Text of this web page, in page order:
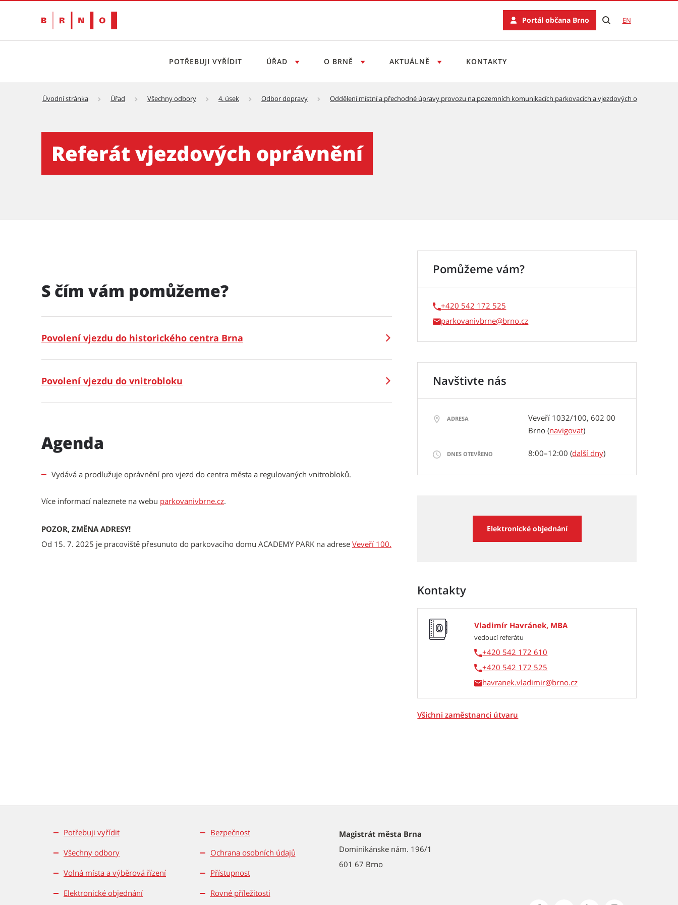
Portál občana Brno EN
POTŘEBUJI VYŘÍDIT ÚŘAD O BRNĚ AKTUÁLNĚ KONTAKTY
Úvodní stránka Úřad Všechny odbory 4. úsek Odbor dopravy Oddělení místní a přechodné úpravy provozu na pozemních komunikacích parkovacích a vjezdových oprávnění
Referát vjezdových oprávnění
S čím vám pomůžeme?
Povolení vjezdu do historického centra Brna
Povolení vjezdu do vnitrobloku
Agenda
Vydává a prodlužuje oprávnění pro vjezd do centra města a regulovaných vnitrobloků.
Více informací naleznete na webu parkovanivbrne.cz.
POZOR, ZMĚNA ADRESY!
Od 15. 7. 2025 je pracoviště přesunuto do parkovacího domu ACADEMY PARK na adrese Veveří 100.
Pomůžeme vám?
+420 542 172 525
parkovanivbrne
Navštivte nás
ADRESA
Veveří 1032/100, 602 00
Brno (navigovat)
DNES OTEVŘENO 8:00–12:00 (další dny)
Elektronické objednání
Kontakty
Vladimír Havránek, MBA
vedoucí referátu
+420 542 172 610
+420 542 172 525
havranek.vladimir
Všichni zaměstnanci útvaru
Potřebuji vyřídit
Všechny odbory
Volná místa a výběrová řízení
Elektronické objednání
Bezpečnost
Ochrana osobních údajů
Přístupnost
Rovné příležitosti
Magistrát města Brna
Dominikánske nám. 196/1
601 67 Brno